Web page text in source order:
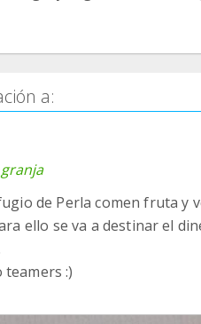
a:
de Perla comen fruta y
ello se va a destinar el